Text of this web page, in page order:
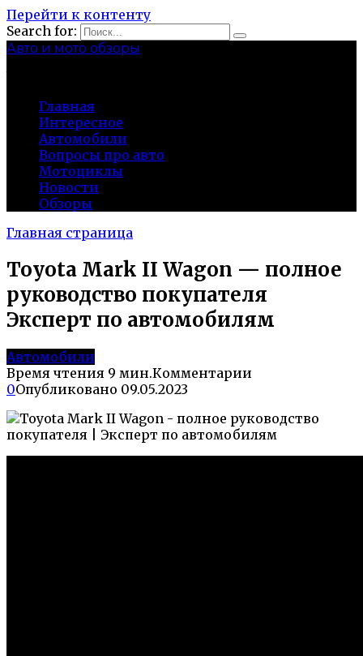
Перейти к контенту
Search for:
Авто и мото обзоры
Главная
Интересное
Автомобили
Вопросы про авто
Мотоциклы
Новости
Обзоры
Главная страница
Toyota Mark II Wagon — полное
руководство покупателя
Эксперт по автомобилям
Автомобили
Время чтения 9 мин.Комментарии
0Опубликовано 09.05.2023